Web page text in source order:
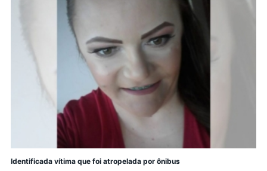
Identificada vítima que foi atropelada por ônibus